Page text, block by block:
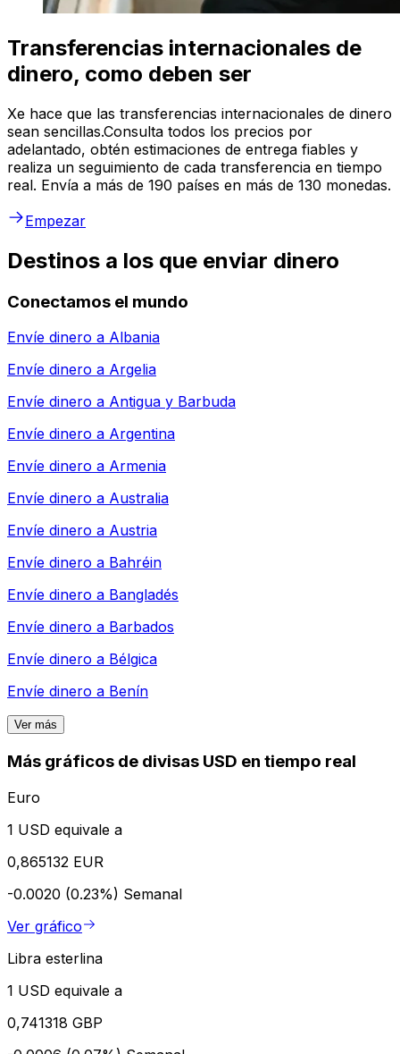
Transferencias internacionales de
dinero, como deben ser
Xe hace que las transferencias internacionales de dinero
sean sencillas.Consulta todos los precios por
adelantado, obtén estimaciones de entrega fiables y
realiza un seguimiento de cada transferencia en tiempo
real. Envía a más de 190 países en más de 130 monedas.
Empezar
Destinos a los que enviar dinero
Conectamos el mundo
Envíe dinero a Albania
Envíe dinero a Argelia
Envíe dinero a Antigua y Barbuda
Envíe dinero a Argentina
Envíe dinero a Armenia
Envíe dinero a Australia
Envíe dinero a Austria
Envíe dinero a Bahréin
Envíe dinero a Bangladés
Envíe dinero a Barbados
Envíe dinero a Bélgica
Envíe dinero a Benín
Ver más
Más gráficos de divisas USD en tiempo real
Euro
1 USD equivale a
0,865132 EUR
-0.0020 (0.23%) Semanal
Ver gráfico
Libra esterlina
1 USD equivale a
0,741318 GBP